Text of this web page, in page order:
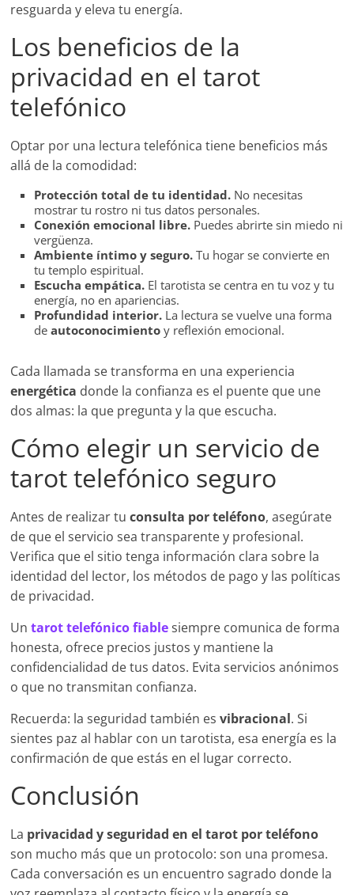
resguarda y eleva tu energía.
Los beneficios de la
privacidad en el tarot
telefónico
Optar por una lectura telefónica tiene beneficios más
allá de la comodidad:
Protección total de tu identidad. No necesitas
mostrar tu rostro ni tus datos personales.
Conexión emocional libre. Puedes abrirte sin miedo ni
vergüenza.
Ambiente íntimo y seguro. Tu hogar se convierte en
tu templo espiritual.
Escucha empática. El tarotista se centra en tu voz y tu
energía, no en apariencias.
Profundidad interior. La lectura se vuelve una forma
deautoconocimiento y reflexión emocional.
Cada llamada se transforma en una experiencia
energética donde la confianza es el puente que une
dos almas: la que pregunta y la que escucha.
Cómo elegir un servicio de
tarot telefónico seguro
Antes de realizar tuconsulta por teléfono, asegúrate
de que el servicio sea transparente y profesional.
Verifica que el sitio tenga información clara sobre la
identidad del lector, los métodos de pago y las políticas
de privacidad.
Untarot telefónico fiablesiempre comunica de forma
honesta, ofrece precios justos y mantiene la
confidencialidad de tus datos. Evita servicios anónimos
o que no transmitan confianza.
Recuerda: la seguridad también esvibracional. Si
sientes paz al hablar con un tarotista, esa energía es la
confirmación de que estás en el lugar correcto.
Conclusión
La privacidad y seguridad en el tarot por teléfono
son mucho más que un protocolo: son una promesa.
Cada conversación es un encuentro sagrado donde la